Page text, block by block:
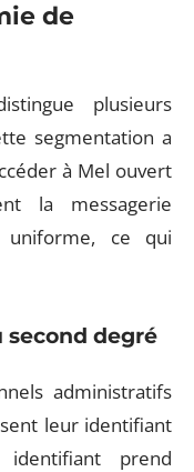
de
plusieurs
segmentation a
à Mel ouvert
la messagerie
uniforme, ce qui
second degré
administratifs
leur identifiant
identifiant prend